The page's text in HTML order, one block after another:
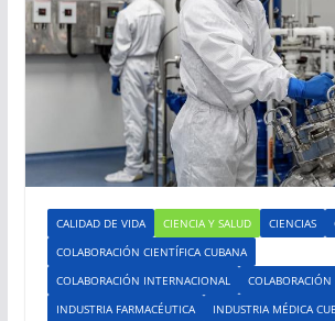
CALIDAD DE VIDA CIENCIA Y SALUD CIENCIAS
COLABORACIÓN CIENTÍFICA CUBANA
COLABORACIÓN INTERNACIONAL
INDUSTRIA FARMACÉUTICA
INDUSTRIA MÉDICA